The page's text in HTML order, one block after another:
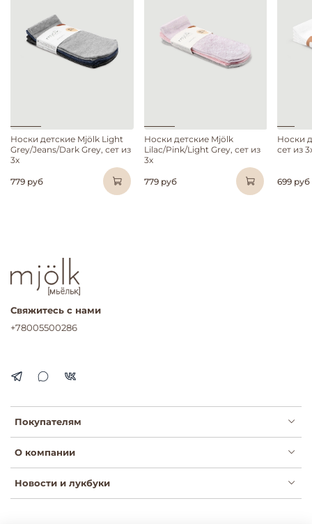
Носки детские Mjölk Light
Grey/Jeans/Dark Grey, сет из
3х
779 руб
Носки детские Mjölk
Lilac/Pink/Light Grey, сет из
3х
779 руб
Носки
сет из
699 руб
Покупателям
О компании
Новости и лукбуки
Свяжитесь с нами
+78005500286